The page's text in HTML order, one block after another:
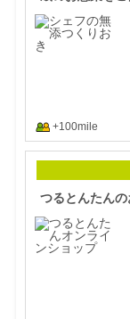
+100mile